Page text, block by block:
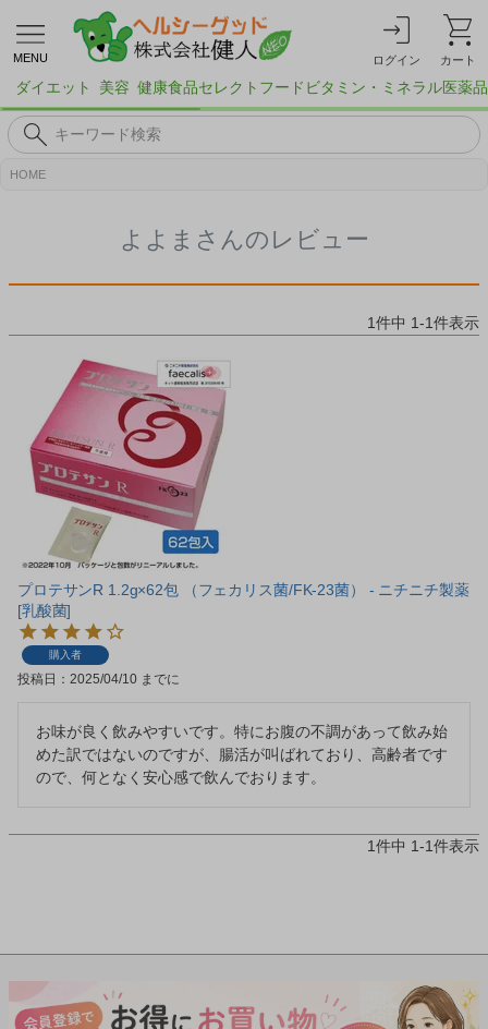
MENU ログイン カート
ダイエット 美容 健康食品セレクトフード ビタミン・ミネラル医薬品
HOME
よよまさんのレビュー
1件中 1-1件表示
プロテサンR 1.2g×62包 （フェカリス菌/FK-23菌） - ニチニチ製薬
[乳酸菌]
購入者
投稿日 2025/04/10
お味が良く飲みやすいです。特にお腹の不調があって飲み始
めた訳ではないのですが、腸活が叫ばれており、高齢者です
ので、何となく安心感で飲んでおります。
1件中 1-1件表示